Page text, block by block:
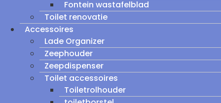
Fontein wastafelblad
Toilet renovatie
Accessoires
Lade Organizer
Zeephouder
Zeepdispenser
Toilet accessoires
Toiletrolhouder